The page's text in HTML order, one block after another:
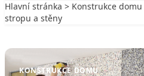
Hlavní stránka > Konstrukce domu
stropu a stěny
KONSTRUKCE DOMU